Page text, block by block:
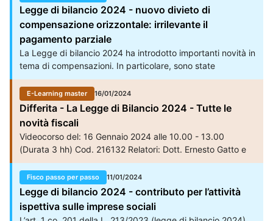
proceduto con le spese di restauro dell'intero immobile (in
parte bonus facciate 90 con sconto in fattura, vedi
allegato) ed in parte 50 come bonus edile (manutenzione
straordinaria per quei lavori che non potevano beneficiare
del 90) poi ripartito dall'amministrazione condominiale tra i
condomini in base ai millesimi di proprietà con detrazione
fiscale nella dichiarazione dei redditi. Ora, se la cliente
volesse procedere con la vendita dell'immobile
(ipoteticamente 150000 Euro realizzando di conseguenza
un plusvalore di Euro 134.506 ovvero 150000 - prezzo di
acquisto convertito in Euro di 15494) mi confermate che
non c'è alcuna tassazione ai fini irpef della plusvalenza
Legge di Bilancio che mira a tassare le plusvalenze
realizzate dalla vendita di immobili che hanno beneficiato
del Superbonus fiscale, applicando un’aliquota fiscale, se
non erro del 26, riguarda i soli lavori del 110 venduti prima
Legge di bilancio 2024 - nuovo divieto di
compensazione orizzontale: irrilevante il
pagamento parziale
La Legge di bilancio 2024 ha introdotto importanti novità in
tema di compensazioni. In particolare, sono state
introdotte una serie di restrizioni all’uso delle
compensazioni fiscali tramite modello F24 al fine di
prevenire condotte illecite.
E-Learning master 16/01/2024
Differita - La Legge di Bilancio 2024 - Tutte le
novità fiscali
Videocorso del: 16 Gennaio 2024 alle 10.00 - 13.00
(Durata 3 hh) Cod. 216132 Relatori: Dott. Ernesto Gatto e
Dott.
Fisco passo per passo 11/01/2024
Legge di bilancio 2024 - contributo per l’attività
ispettiva sulle imprese sociali